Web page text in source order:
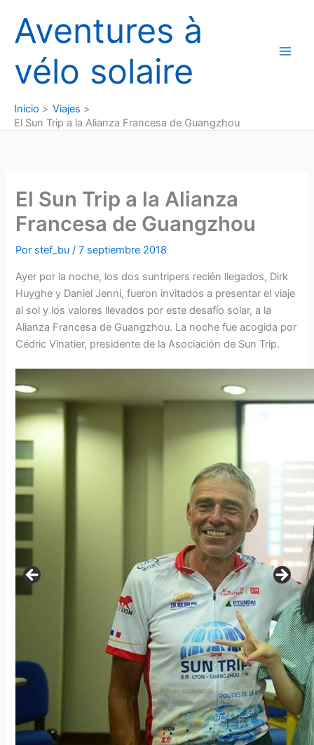
contenido
Aventures à
vélo solaire
Inicio
Viajes
El Sun Trip a la Alianza Francesa de Guangzhou
El Sun Trip a la Alianza
Francesa de Guangzhou
Por stef_bu/7 septiembre 2018
Ayer por la noche, los dos suntripers recién llegados, Dirk
Huyghe y Daniel Jenni, fueron invitados a presentar el viaje
al sol y los valores llevados por este desafío solar, a la
Alianza Francesa de Guangzhou. La noche fue acogida por
Cédric Vinatier, presidente de la Asociación de Sun Trip.